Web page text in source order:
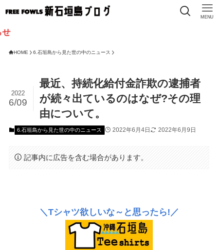
MENU
HOME 6.石垣島から見た世の中のニュース
最近、持続化給付金詐欺の逮捕者
が続々出ているのはなぜ?その理
由について。
2022
6/09
6.石垣島から見た世の中のニュース 2022年6月4日 2022年6月9日
記事内に広告を含む場合があります。
＼Tシャツ欲しいな～と思ったら!／